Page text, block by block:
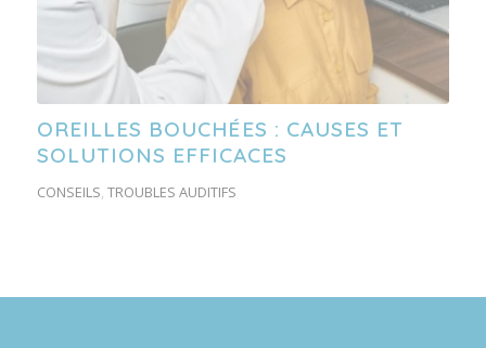
OREILLES BOUCHÉES : CAUSES ET
SOLUTIONS EFFICACES
CONSEILS, TROUBLES AUDITIFS